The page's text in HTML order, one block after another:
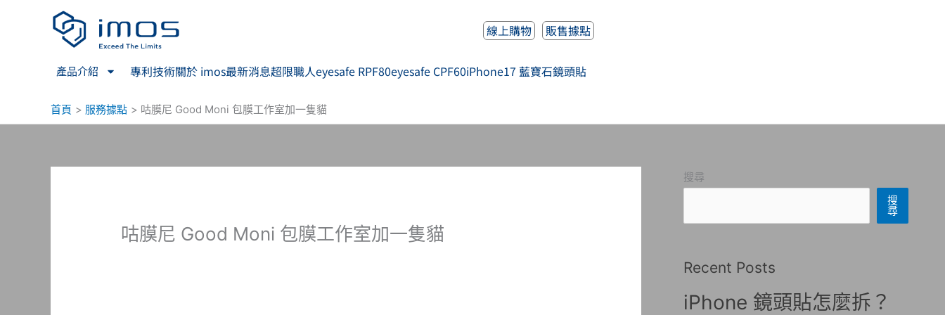
線上購物 販售據點
產品介紹 專利技術關於 imos最新消息超限職人eyesafe RPF80eyesafe CPF60iPhone17 藍寶石鏡頭貼
首頁 服務據點 咕膜尼 Good Moni 包膜工作室加一隻貓
咕膜尼 Good Moni 包膜工作室加一隻貓
搜尋
搜
尋
Recent Posts
iPhone 鏡頭貼怎麼拆？